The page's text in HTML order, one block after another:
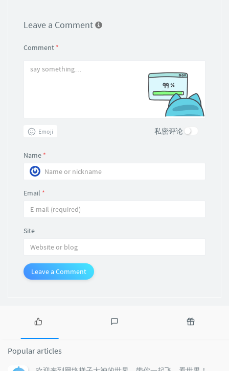
Leave a Comment
Comment *
Emoji 私密评论
Name *
Email *
Site
Leave a Comment
P
p
u
e
d
Popular articles